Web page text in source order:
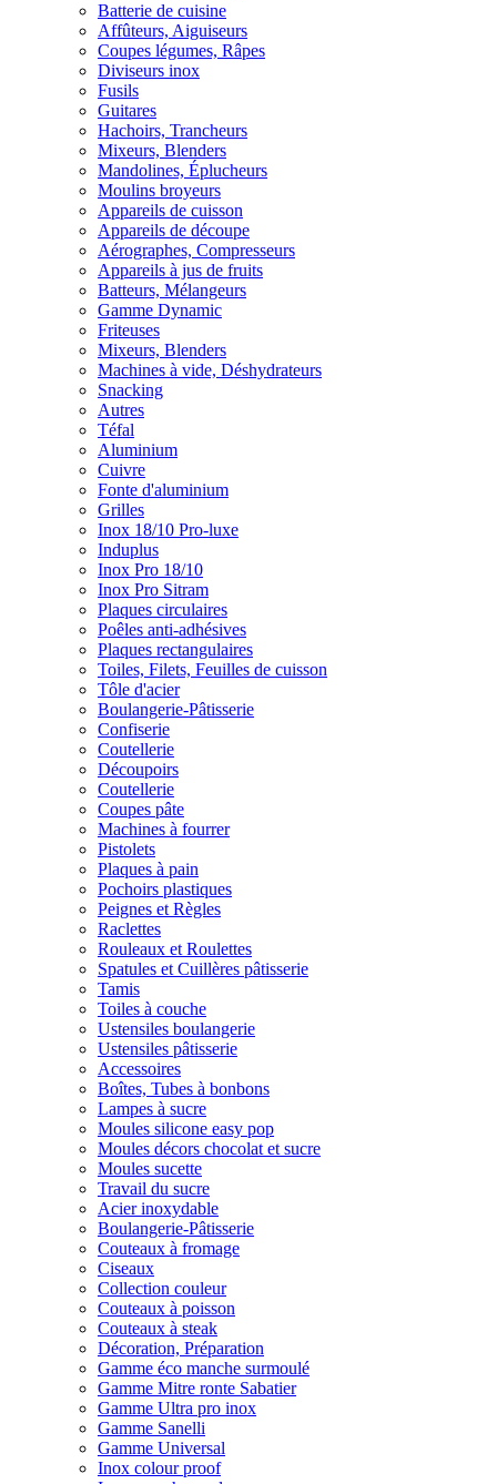
Batterie de cuisine
Affûteurs, Aiguiseurs
Coupes légumes, Râpes
Diviseurs inox
Fusils
Guitares
Hachoirs, Trancheurs
Mixeurs, Blenders
Mandolines, Éplucheurs
Moulins broyeurs
Appareils de cuisson
Appareils de découpe
Aérographes, Compresseurs
Appareils à jus de fruits
Batteurs, Mélangeurs
Gamme Dynamic
Friteuses
Mixeurs, Blenders
Machines à vide, Déshydrateurs
Snacking
Autres
Téfal
Aluminium
Cuivre
Fonte d'aluminium
Grilles
Inox 18/10 Pro-luxe
Induplus
Inox Pro 18/10
Inox Pro Sitram
Plaques circulaires
Poêles anti-adhésives
Plaques rectangulaires
Toiles, Filets, Feuilles de cuisson
Tôle d'acier
Boulangerie-Pâtisserie
Confiserie
Coutellerie
Découpoirs
Coutellerie
Coupes pâte
Machines à fourrer
Pistolets
Plaques à pain
Pochoirs plastiques
Peignes et Règles
Raclettes
Rouleaux et Roulettes
Spatules et Cuillères pâtisserie
Tamis
Toiles à couche
Ustensiles boulangerie
Ustensiles pâtisserie
Accessoires
Boîtes, Tubes à bonbons
Lampes à sucre
Moules silicone easy pop
Moules décors chocolat et sucre
Moules sucette
Travail du sucre
Acier inoxydable
Boulangerie-Pâtisserie
Couteaux à fromage
Ciseaux
Collection couleur
Couteaux à poisson
Couteaux à steak
Décoration, Préparation
Gamme éco manche surmoulé
Gamme Mitre ronte Sabatier
Gamme Ultra pro inox
Gamme Sanelli
Gamme Universal
Inox colour proof